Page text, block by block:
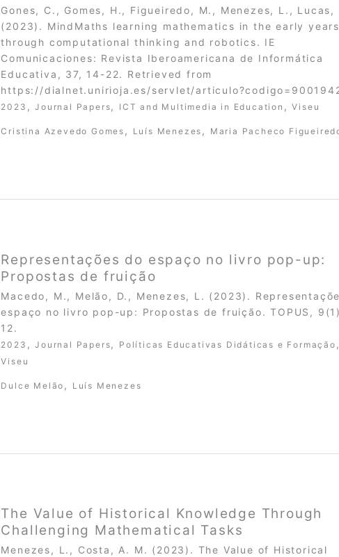
Gones, C., Gomes, H., Figueiredo, M., Menezes, L., Lucas,
(2023). MindMaths learning mathematics in the early years
through computational thinking and robotics. IE
Comunicaciones: Revista Iberoamericana de Informática
Educativa, 37, 14-22. Retrieved from
https://dialnet.unirioja.es/servlet/
2023 ,Journal Papers , ICT and Multimedia in Education ,Viseu
Cristina Azevedo Gomes , Luís Menezes , Maria Pacheco
Representações do espaço no livro pop-up:
Propostas de fruição
Macedo, M., Melão, D., Menezes, L. (2023).
espaço no livro pop-up: Propostas de fruição. TOPUS,
12.
2023 ,Journal Papers , Políticas Educativas Didáticas e Formação
Viseu
Dulce Melão , Luís Menezes
The Value of Historical Knowledge Through
Challenging Mathematical Tasks
Menezes, L., Costa, A. M. (2023). The Value of Historical